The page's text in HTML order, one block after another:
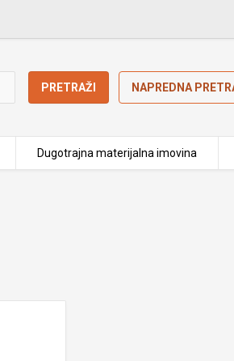
PRETRAŽI NAPREDNA
Dugotrajna materijalna imovina